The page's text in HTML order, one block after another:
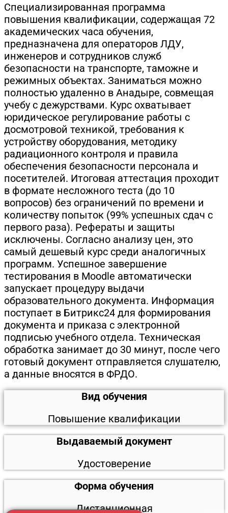
Специализированная программа
повышения квалификации, содержащая 72
академических часа обучения,
предназначена для операторов ЛДУ,
инженеров и сотрудников служб
безопасности на транспорте, таможне и
режимных объектах. Заниматься можно
полностью удаленно в Анадыре, совмещая
учебу с дежурствами. Курс охватывает
юридическое регулирование работы с
досмотровой техникой, требования к
устройству оборудования, методику
радиационного контроля и правила
обеспечения безопасности персонала и
посетителей. Итоговая аттестация проходит
в формате несложного теста (до 10
вопросов) без ограничений по времени и
количеству попыток (99% успешных сдач с
первого раза). Рефераты и защиты
исключены. Согласно анализу цен, это
самый дешевый курс среди аналогичных
программ. Успешное завершение
тестирования в Moodle автоматически
запускает процедуру выдачи
образовательного документа. Информация
поступает в Битрикс24 для формирования
документа и приказа с электронной
подписью учебного отдела. Техническая
обработка занимает до 30 минут, после чего
готовый документ отправляется слушателю,
а данные вносятся в ФРДО.
Вид обучения
Повышение квалификации
Выдаваемый документ
Удостоверение
Форма обучения
Дистанционная